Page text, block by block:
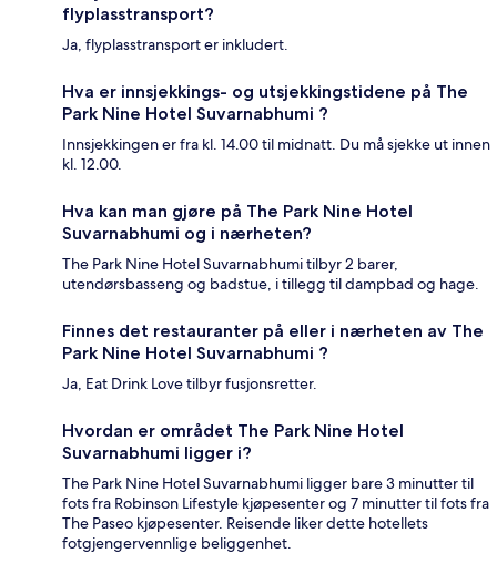
flyplasstransport?
Ja, flyplasstransport er inkludert.
Hva er innsjekkings- og utsjekkingstidene på The
Park Nine Hotel Suvarnabhumi ?
Innsjekkingen er fra kl. 14.00 til midnatt. Du må sjekke ut innen
kl. 12.00.
Hva kan man gjøre på The Park Nine Hotel
Suvarnabhumi og i nærheten?
The Park Nine Hotel Suvarnabhumi tilbyr 2 barer,
utendørsbasseng og badstue, i tillegg til dampbad og hage.
Finnes det restauranter på eller i nærheten av The
Park Nine Hotel Suvarnabhumi ?
Ja, Eat Drink Love tilbyr fusjonsretter.
Hvordan er området The Park Nine Hotel
Suvarnabhumi ligger i?
The Park Nine Hotel Suvarnabhumi ligger bare 3 minutter til
fots fra Robinson Lifestyle kjøpesenter og 7 minutter til fots fra
The Paseo kjøpesenter. Reisende liker dette hotellets
fotgjengervennlige beliggenhet.